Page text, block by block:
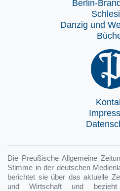
Berlin-
Danzig und
Die Preußische Allgemeine
Stimme in der deutschen
berichtet sie über das aktuelle
und Wirtschaft und